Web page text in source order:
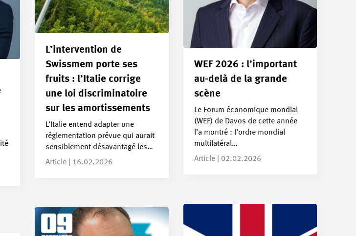
L’intervention de
Swissmem porte ses
fruits : l’Italie corrige
une loi discriminatoire
sur les amortissements
L’Italie entend adapter une
réglementation prévue qui aurait
sensiblement désavantagé les…
Article | 16.02.2026
WEF 2026 : l’important
au-delà de la grande
scène
Le Forum économique mondial
(WEF) de Davos de cette année
l’a montré : l’ordre mondial
multilatéral…
Article | 02.02.2026